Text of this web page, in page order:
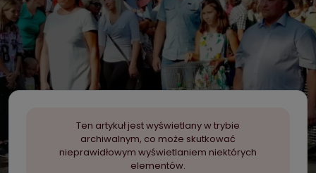
Ten artykuł jest wyświetlany w trybie
archiwalnym, co może skutkować
nieprawidłowym wyświetlaniem niektórych
elementów.